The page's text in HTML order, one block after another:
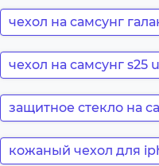
чехол на самсунг
чехол на самсунг s25
защитное стекло на
кожаный чехол для